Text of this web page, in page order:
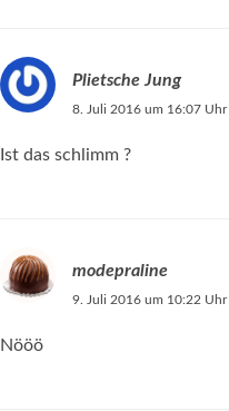
Plietsche Jung
8. Juli 2016 um 16:07 Uhr
Ist das schlimm ?
modepraline
9. Juli 2016 um 10:22 Uhr
Nööö